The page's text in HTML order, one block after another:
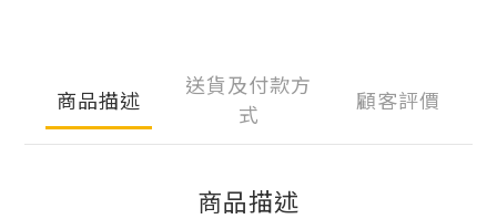
商品描述
送貨及付款方
式
顧客評價
商品描述